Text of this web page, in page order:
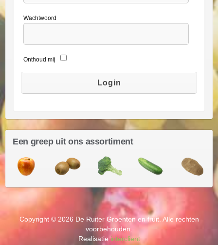
Wachtwoord
Onthoud mij
Een greep uit ons assortiment
Copyright © 2026 De Ruiter Groenten en fruit. Alle rechten
voorbehouden.
Realisatieinterclient